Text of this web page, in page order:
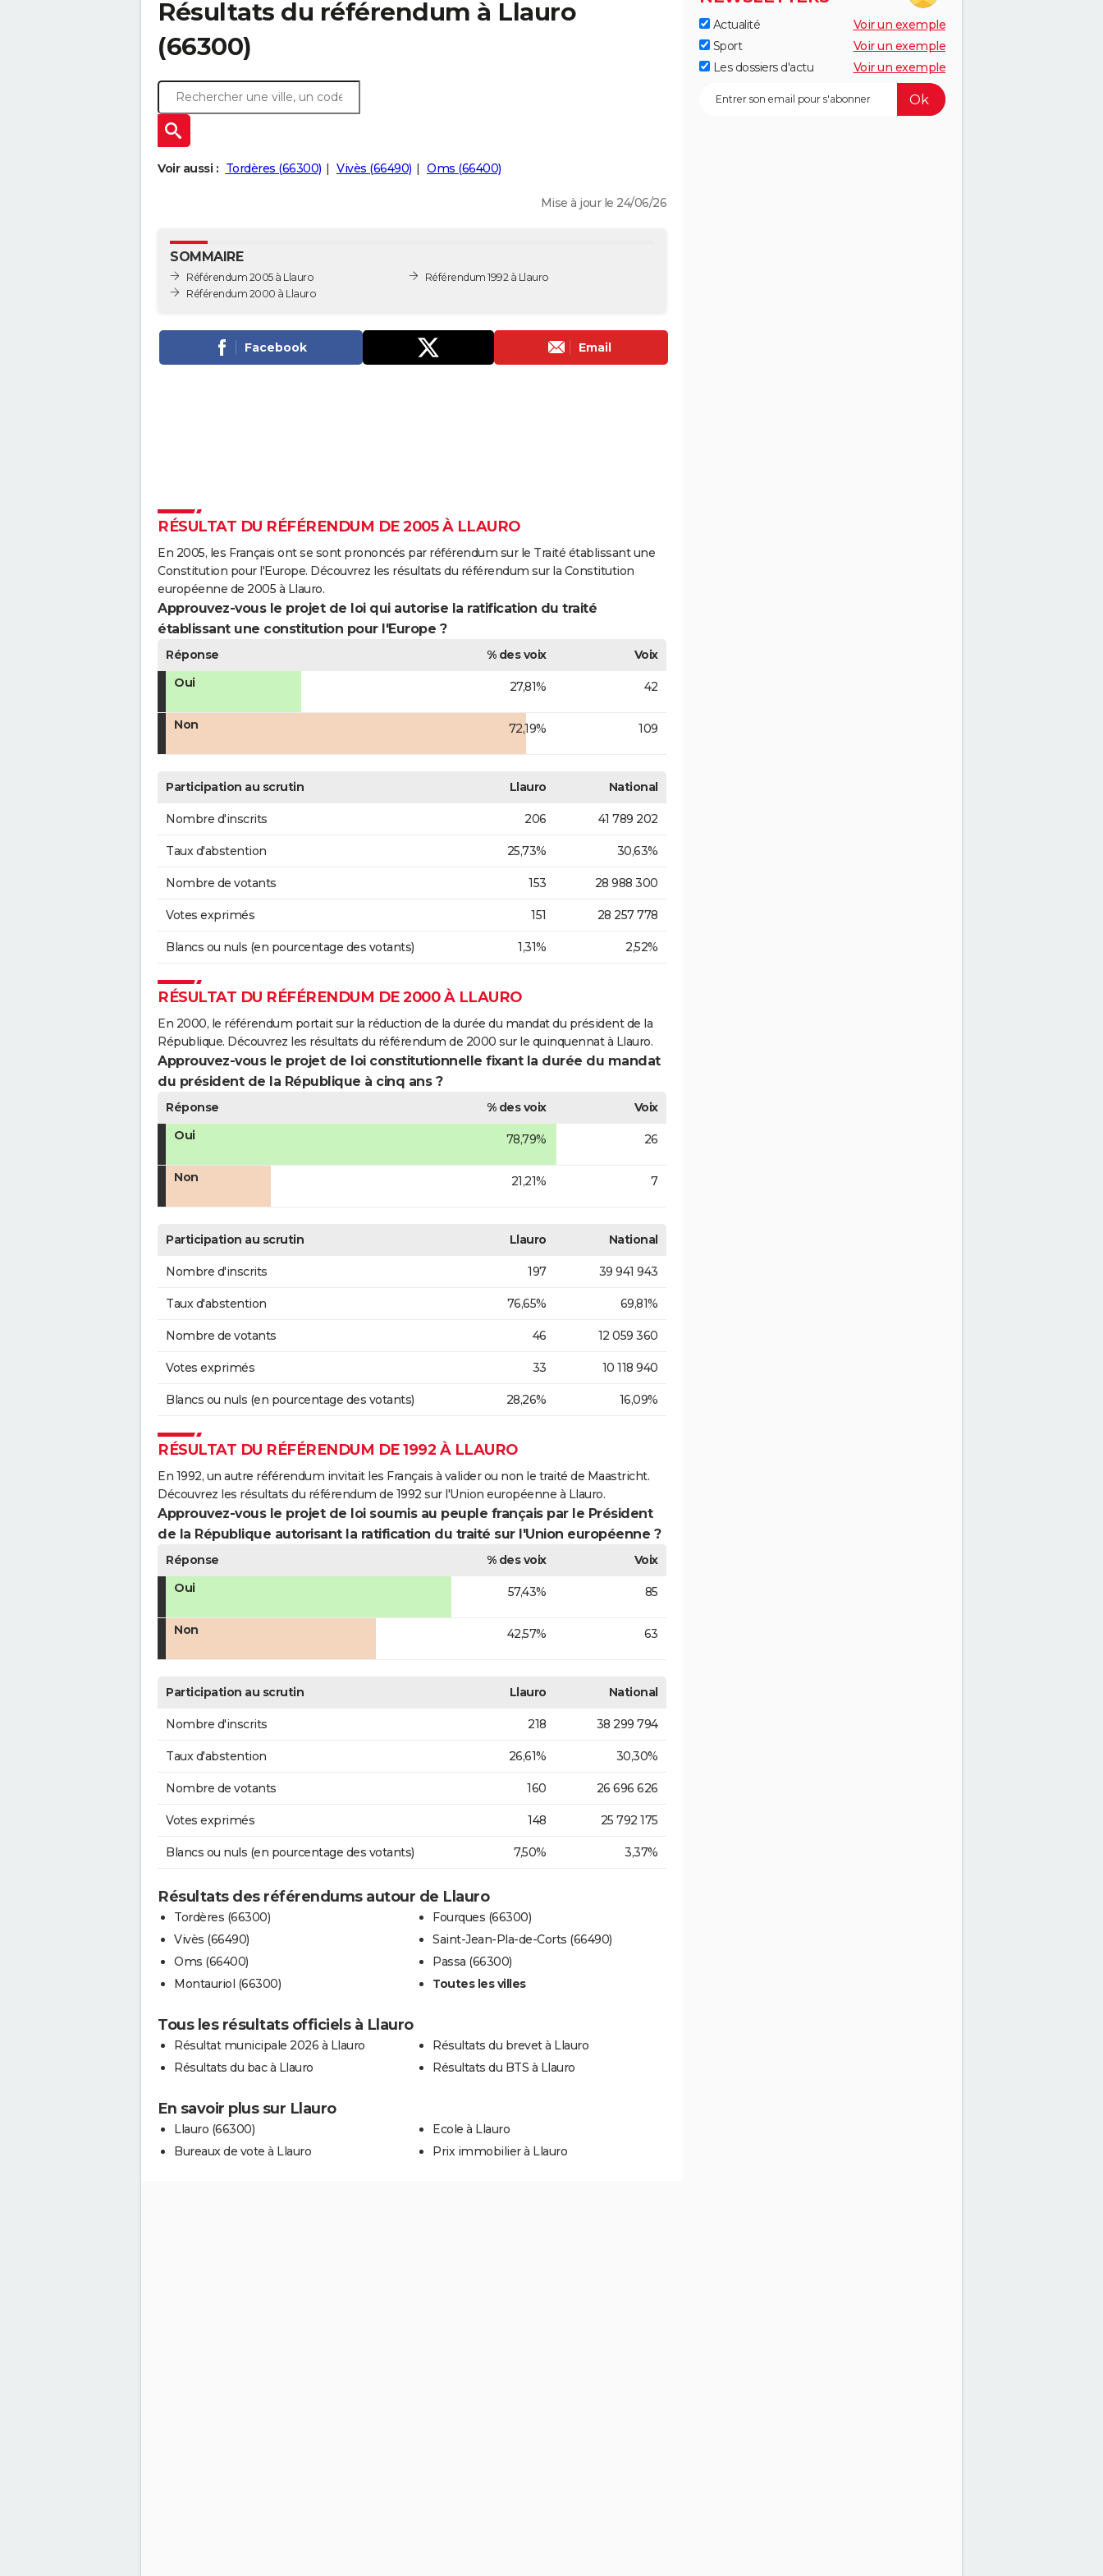
Résultats du référendum à Llauro
(66300)
Voir aussi : Tordères (66300) Vivès (66490) Oms (66400)
Mise à jour le 24/06/26
SOMMAIRE
Référendum 2005 à Llauro
Référendum 2000 à Llauro
Référendum 1992 à Llauro
Facebook Email
RÉSULTAT DU RÉFÉRENDUM DE 2005 À LLAURO
En 2005, les Français ont se sont prononcés par référendum sur le Traité établissant une
Constitution pour l'Europe. Découvrez les résultats du référendum sur la Constitution
européenne de 2005 à Llauro.
Approuvez-vous le projet de loi qui autorise la ratification du traité
établissant une constitution pour l'Europe ?
Réponse % des voix
Voix
Oui
27,81% 42
Non 72,19% 109
Participation au scrutin Llauro National
Nombre d'inscrits 206 41 789 202
Taux d'abstention 25,73% 30,63%
Nombre de votants 153 28 988 300
Votes exprimés 151 28 257 778
Blancs ou nuls (en pourcentage des votants) 1,31% 2,52%
RÉSULTAT DU RÉFÉRENDUM DE 2000 À LLAURO
En 2000, le référendum portait sur la réduction de la durée du mandat du président de la
République. Découvrez les résultats du référendum de 2000 sur le quinquennat à Llauro.
Approuvez-vous le projet de loi constitutionnelle fixant la durée du mandat
du président de la République à cinq ans ?
Réponse % des voix
Voix
Oui
78,79% 26
Non 21,21% 7
Participation au scrutin Llauro National
Nombre d'inscrits 197 39 941 943
Taux d'abstention 76,65% 69,81%
Nombre de votants 46 12 059 360
Votes exprimés 33 10 118 940
Blancs ou nuls (en pourcentage des votants) 28,26% 16,09%
RÉSULTAT DU RÉFÉRENDUM DE 1992 À LLAURO
En 1992, un autre référendum invitait les Français à valider ou non le traité de Maastricht.
Découvrez les résultats du référendum de 1992 sur l'Union européenne à Llauro.
Approuvez-vous le projet de loi soumis au peuple français par le Président
de la République autorisant la ratification du traité sur l'Union européenne ?
Réponse % des voix
Voix
Oui
57,43% 85
Non 42,57% 63
Participation au scrutin Llauro National
Nombre d'inscrits 218 38 299 794
Taux d'abstention 26,61% 30,30%
Nombre de votants 160 26 696 626
Votes exprimés 148 25 792 175
Blancs ou nuls (en pourcentage des votants) 7,50% 3,37%
Résultats des référendums autour de Llauro
Tordères (66300)
Vivès (66490)
Oms (66400)
Montauriol (66300)
Fourques (66300)
Saint-Jean-Pla-de-Corts (66490)
Passa (66300)
Toutes les villes
Tous les résultats officiels à Llauro
Résultat municipale 2026 à Llauro
Résultats du bac à Llauro
Résultats du brevet à Llauro
Résultats du BTS à Llauro
En savoir plus sur Llauro
Llauro (66300)
Bureaux de vote à Llauro
Ecole à Llauro
Prix immobilier à Llauro
Actualité
Voir un exemple
Sport
Voir un exemple
Les dossiers d'actu
Voir un exemple